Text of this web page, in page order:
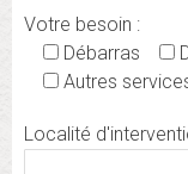
Votre besoin :
Débarras
Autres
Localité